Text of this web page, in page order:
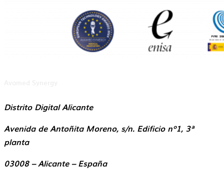
Distrito Digital Alicante
Avenida de Antoñita Moreno, s/n. Edificio nº1, 3ª
planta
03008 – Alicante – España